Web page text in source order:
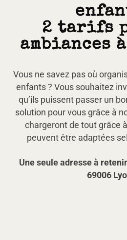
2 tarifs
ambiances
Vous ne savez pas où
enfants ? Vous souhaitez
qu’ils puissent passer un
solution pour vous grâce à
chargeront de tout grâce
peuvent être adaptées
Une seule adresse à
69006